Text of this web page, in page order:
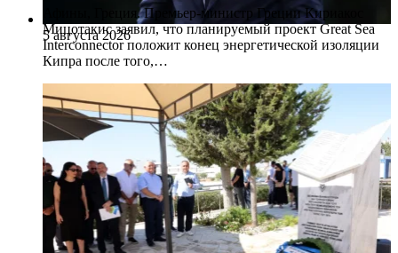
5 августа 2026
Афины, Греция. Премьер-министр Греции Кириакос
Мицотакис заявил, что планируемый проект Great Sea
Interconnector положит конец энергетической изоляции
Кипра после того,…